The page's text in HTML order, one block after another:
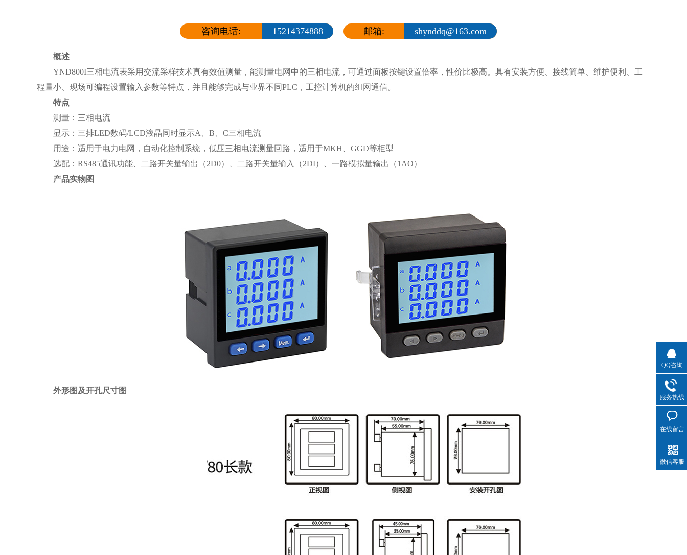
咨询电话: 15214374888 邮箱: shynddq@163.com
概述
YND800I三相电流表采用交流采样技术真有效值测量，能测量电网中的三相电流，可通过面板按键设置倍率，性价比极高。具有安装方便、接线简单、维护便利、工
程量小、现场可编程设置输入参数等特点，并且能够完成与业界不同PLC，工控计算机的组网通信。
特点
测量：三相电流
显示：三排LED数码/LCD液晶同时显示A、B、C三相电流
用途：适用于电力电网，自动化控制系统，低压三相电流测量回路，适用于MKH、GGD等柜型
选配：RS485通讯功能、二路开关量输出（2D0）、二路开关量输入（2DI）、一路模拟量输出（1AO）
产品实物图
外形图及开孔尺寸图
QQ咨询
服务热线
在线留言
微信客服